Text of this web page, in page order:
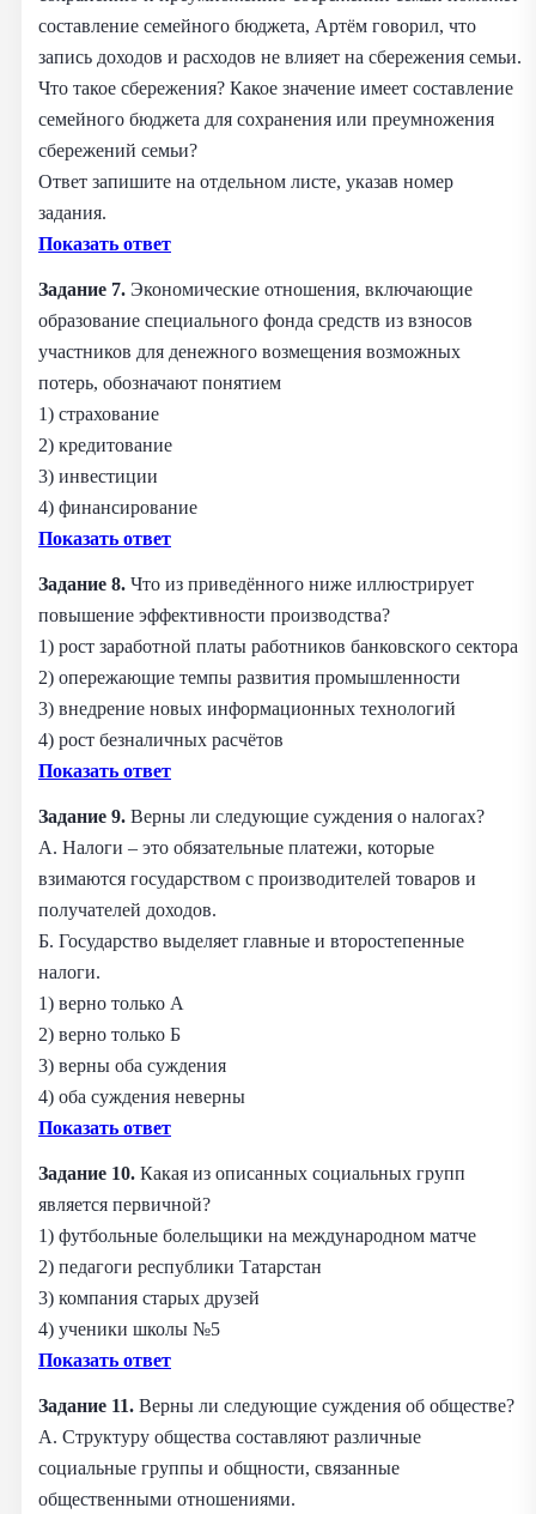
составление семейного бюджета, Артём говорил, что
запись доходов и расходов не влияет на сбережения семьи.
Что такое сбережения? Какое значение имеет составление
семейного бюджета для сохранения или преумножения
сбережений семьи?
Ответ запишите на отдельном листе, указав номер
задания.
Показать ответ
Задание 7. Экономические отношения, включающие
образование специального фонда средств из взносов
участников для денежного возмещения возможных
потерь, обозначают понятием
1) страхование
2) кредитование
3) инвестиции
4) финансирование
Показать ответ
Задание 8. Что из приведённого ниже иллюстрирует
повышение эффективности производства?
1) рост заработной платы работников банковского сектора
2) опережающие темпы развития промышленности
3) внедрение новых информационных технологий
4) рост безналичных расчётов
Показать ответ
Задание 9. Верны ли следующие суждения о налогах?
А. Налоги – это обязательные платежи, которые
взимаются государством с производителей товаров и
получателей доходов.
Б. Государство выделяет главные и второстепенные
налоги.
1) верно только А
2) верно только Б
3) верны оба суждения
4) оба суждения неверны
Показать ответ
Задание 10. Какая из описанных социальных групп
является первичной?
1) футбольные болельщики на международном матче
2) педагоги республики Татарстан
3) компания старых друзей
4) ученики школы №5
Показать ответ
Задание 11. Верны ли следующие суждения об обществе?
А. Структуру общества составляют различные
социальные группы и общности, связанные
общественными отношениями.